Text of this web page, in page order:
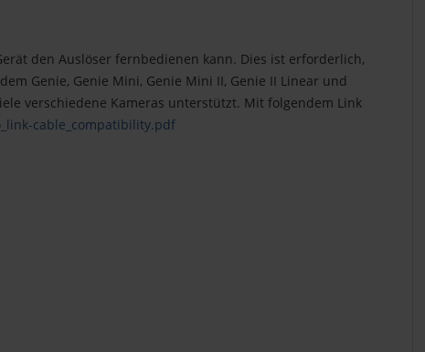
den Auslöser fernbedienen kann. Dies ist erforderlich,
Genie, Genie Mini, Genie Mini II, Genie II Linear und
verschiedene Kameras unterstützt. Mit folgendem Link
cable_compatibility.pdf